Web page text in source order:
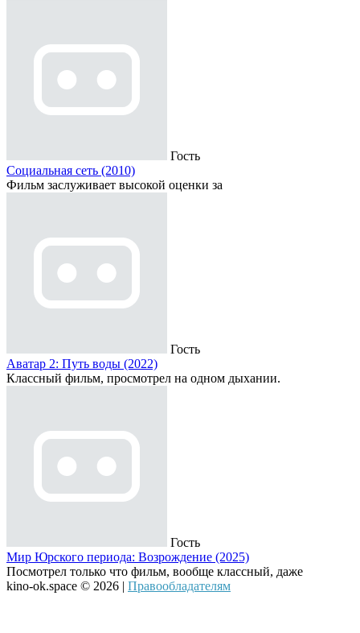
Гость
Социальная сеть (2010)
Фильм заслуживает высокой оценки за
Гость
Аватар 2: Путь воды (2022)
Классный фильм, просмотрел на одном дыхании.
Гость
Мир Юрского периода: Возрождение (2025)
Посмотрел только что фильм, вообще классный, даже
kino-ok.space © 2026 | Правообладателям